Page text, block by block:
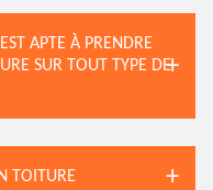
APTE À PRENDRE
SUR TOUT TYPE DE
TOITURE